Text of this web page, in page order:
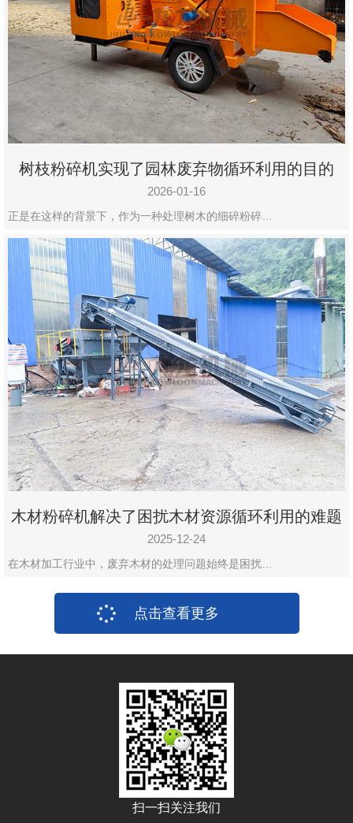
树枝粉碎机实现了园林废弃物循环利用的目的
2026-01-16
正是在这样的背景下，作为一种处理树木的细碎粉碎…
木材粉碎机解决了困扰木材资源循环利用的难题
2025-12-24
在木材加工行业中，废弃木材的处理问题始终是困扰…
点击查看更多
扫一扫关注我们